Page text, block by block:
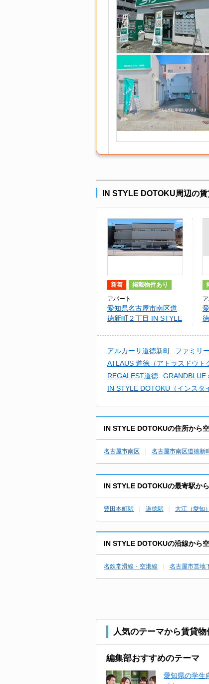
IN STYLE DOTOKU周辺の
新着 掲載物件あり
アパート
愛知県名古屋市南区道
徳新町２丁目 IN STYLE
アルカーサ道徳新町 ファミリ
ATLAUS 道徳（アトラスドウト
REGALEST道徳
GRANDBLUE
IN STYLE DOTOKU（インスタ
IN STYLE DOTOKUの住所から
名古屋市南区 名古屋市南区道徳新
IN STYLE DOTOKUの最寄駅か
豊田本町駅 道徳駅 大江（愛知
IN STYLE DOTOKUの沿線から
名鉄常滑線・空港線 名古屋市営地
人気のテーマから賃貸
編集部おすすめのテーマ
愛知県の学生